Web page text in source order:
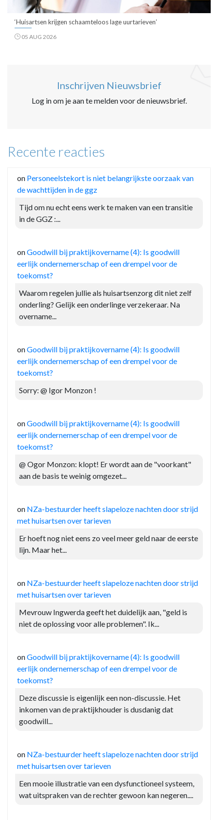
‘Huisartsen krijgen schaamteloos lage uurtarieven’
05 AUG 2026
Inschrijven Nieuwsbrief
Log in om je aan te melden voor de nieuwsbrief.
Recente reacties
on Personeelstekort is niet belangrijkste oorzaak van
de wachttijden in de ggz
Tijd om nu echt eens werk te maken van een transitie
in de GGZ :...
onGoodwill bij praktijkovername (4): Is goodwill
eerlijk ondernemerschap of een drempel voor de
toekomst?
Waarom regelen jullie als huisartsenzorg dit niet zelf
onderling? Gelijk een onderlinge verzekeraar. Na
overname...
onGoodwill bij praktijkovername (4): Is goodwill
eerlijk ondernemerschap of een drempel voor de
toekomst?
Sorry: @ Igor Monzon !
onGoodwill bij praktijkovername (4): Is goodwill
eerlijk ondernemerschap of een drempel voor de
toekomst?
@ Ogor Monzon: klopt! Er wordt aan de "voorkant"
aan de basis te weinig omgezet...
on NZa-bestuurder heeft slapeloze nachten door strijd
met huisartsen over tarieven
Er hoeft nog niet eens zo veel meer geld naar de eerste
lijn. Maar het...
on NZa-bestuurder heeft slapeloze nachten door strijd
met huisartsen over tarieven
Mevrouw Ingwerda geeft het duidelijk aan, "geld is
niet de oplossing voor alle problemen". Ik...
onGoodwill bij praktijkovername (4): Is goodwill
eerlijk ondernemerschap of een drempel voor de
toekomst?
Deze discussie is eigenlijk een non-discussie. Het
inkomen van de praktijkhouder is dusdanig dat
goodwill...
on NZa-bestuurder heeft slapeloze nachten door strijd
met huisartsen over tarieven
Een mooie illustratie van een dysfunctioneel systeem,
wat uitspraken van de rechter gewoon kan negeren....